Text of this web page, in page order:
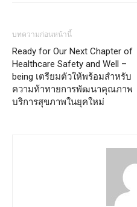
บทความก่อนหน้านี้
Ready for Our Next Chapter of
Healthcare Safety and Well –
being เตรียมตัวให้พร้อมสำหรับ
ความท้าทายการพัฒนาคุณภาพ
บริการสุขภาพในยุคใหม่